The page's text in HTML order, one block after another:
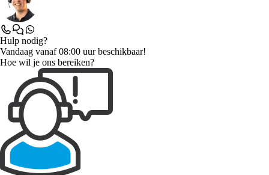
Hulp nodig?
Vandaag vanaf 08:00 uur beschikbaar!
Hoe wil je ons bereiken?